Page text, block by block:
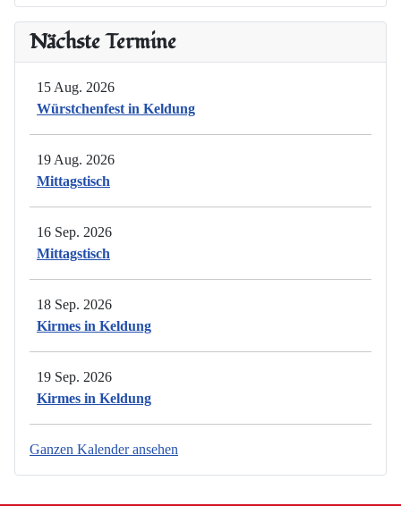
Nächste Termine
15 Aug. 2026
Würstchenfest in Keldung
19 Aug. 2026
Mittagstisch
16 Sep. 2026
Mittagstisch
18 Sep. 2026
Kirmes in Keldung
19 Sep. 2026
Kirmes in Keldung
Ganzen Kalender ansehen